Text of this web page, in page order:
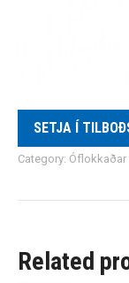
SETJA Í
Category: Óflokkaðar
Related